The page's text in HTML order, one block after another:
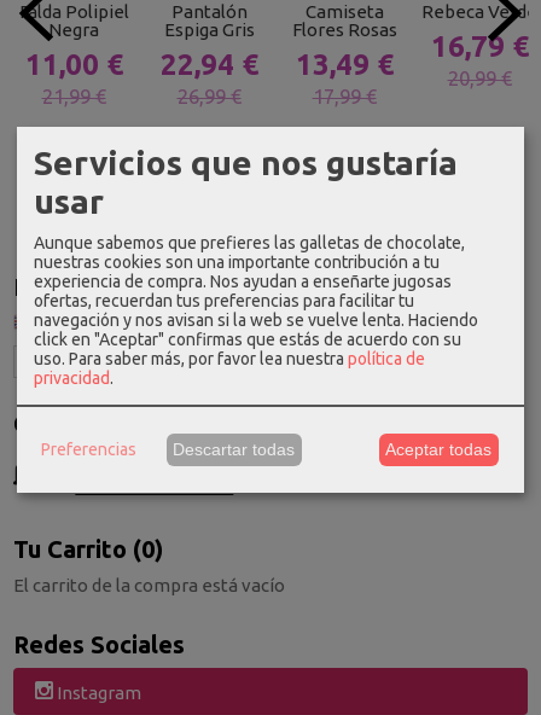
Idioma
Costes de Envío
GRATIS *
Tu Carrito (0)
El carrito de la compra está vacío
Redes Sociales
Instagram
Falda Polipiel
Negra
11,00 €
21,99 €
Pantalón
Espiga Gris
22,94 €
26,99 €
Camiseta
Flores Rosas
13,49 €
17,99 €
Rebeca Verde
16,79 €
20,99 €
Servicios que nos gustaría
usar
Aunque sabemos que prefieres las galletas de chocolate,
nuestras cookies son una importante contribución a tu
experiencia de compra. Nos ayudan a enseñarte jugosas
ofertas, recuerdan tus preferencias para facilitar tu
navegación y nos avisan si la web se vuelve lenta. Haciendo
click en "Aceptar" confirmas que estás de acuerdo con su
uso. Para saber más, por favor lea nuestra política de
privacidad.
Preferencias Descartar todas Aceptar todas